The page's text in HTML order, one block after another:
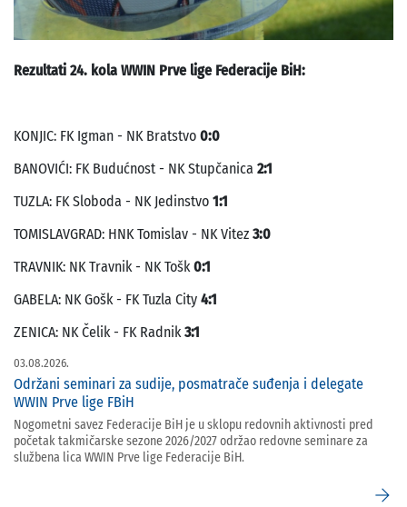
Rezultati 24. kola WWIN Prve lige Federacije BiH:
KONJIC: FK Igman - NK Bratstvo 0:0
BANOVIĆI: FK Budućnost - NK Stupčanica 2:1
TUZLA: FK Sloboda - NK Jedinstvo 1:1
TOMISLAVGRAD: HNK Tomislav - NK Vitez 3:0
TRAVNIK: NK Travnik - NK Tošk0:1
GABELA: NK Gošk - FK Tuzla City 4:1
ZENICA: NK Čelik - FK Radnik3:1
03.08.2026.
Održani seminari za sudije, posmatrače suđenja i delegate
WWIN Prve lige FBiH
Nogometni savez Federacije BiH je u sklopu redovnih aktivnosti pred
početak takmičarske sezone 2026/2027 održao redovne seminare za
službena lica WWIN Prve lige Federacije BiH.
arrow_forward